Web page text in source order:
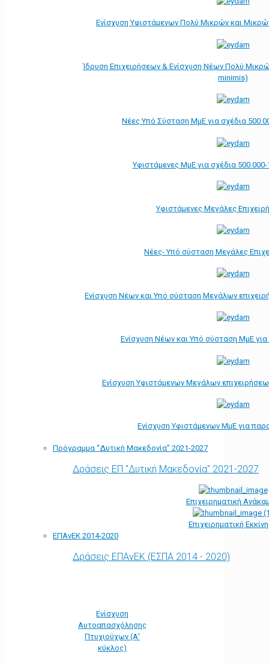
Ενίσχυση Υφιστάμενων Πολύ Μικρών και
Ίδρυση Επιχειρήσεων & Ενίσχυση Νέων Πολύ
minimis)
Νέες Υπό Σύσταση ΜμΕ για σχέδια
Υφιστάμενες ΜμΕ για σχέδια
Υφιστάμενες Μεγάλες
Νέες- Υπό σύσταση Μεγάλες
Ενίσχυση Νέων και Υπό σύσταση Μεγάλων
Ενίσχυση Νέων και Υπό σύσταση ΜμΕ
Ενίσχυση Υφιστάμενων Μεγάλων
Ενίσχυση Υφιστάμενων ΜμΕ για
Πρόγραμμα “Δυτική Μακεδονία” 2021-2027
Δράσεις ΕΠ "Δυτική Μακεδονία" 2021-2027
Επιχειρηματική
Επιχειρηματική
ΕΠΑνΕΚ 2014-2020
Δράσεις ΕΠΑνΕΚ (ΕΣΠΑ 2014 - 2020)
Ενίσχυση
Αυτοαπασχόλησης
Πτυχιούχων (Α'
κύκλος)